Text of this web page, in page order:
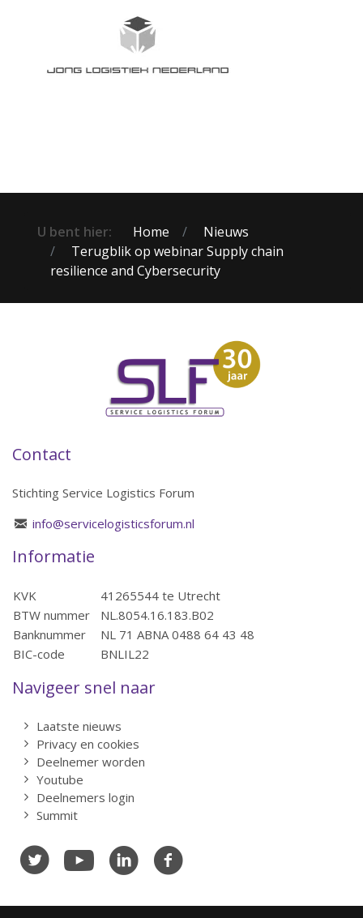
U bent hier: Home
Nieuws
Terugblik op webinar Supply chain
resilience and Cybersecurity
Contact
Stichting Service Logistics Forum
info@servicelogisticsforum.nl
Informatie
KVK
41265544 te Utrecht
BTW nummer
NL.8054.16.183.B02
Banknummer
NL 71 ABNA 0488 64 43 48
BIC-code
BNLIL22
Navigeer snel naar
Laatste nieuws
Privacy en cookies
Deelnemer worden
Youtube
Deelnemers login
Summit